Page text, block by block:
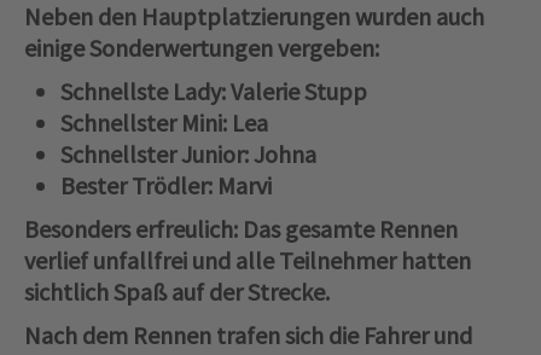
Neben den Hauptplatzierungen wurden auch
einige Sonderwertungen vergeben:
Schnellste Lady: Valerie Stupp
Schnellster Mini: Lea
Schnellster Junior: Johna
Bester Trödler: Marvi
Besonders erfreulich: Das gesamte Rennen
verlief unfallfrei und alle Teilnehmer hatten
sichtlich Spaß auf der Strecke.
Nach dem Rennen trafen sich die Fahrer und